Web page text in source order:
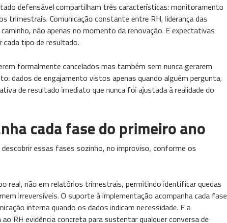
defensável compartilham três características: monitoramento
trimestrais. Comunicação constante entre RH, liderança das
não apenas no momento da renovação. E expectativas
cada tipo de resultado.
formalmente cancelados mas também sem nunca gerarem
dados de engajamento vistos apenas quando alguém pergunta,
de resultado imediato que nunca foi ajustada à realidade do
cada fase do primeiro ano
essas fases sozinho, no improviso, conforme os
real, não em relatórios trimestrais, permitindo identificar quedas
irreversíveis. O suporte à implementação acompanha cada fase
interna quando os dados indicam necessidade. E a
RH evidência concreta para sustentar qualquer conversa de